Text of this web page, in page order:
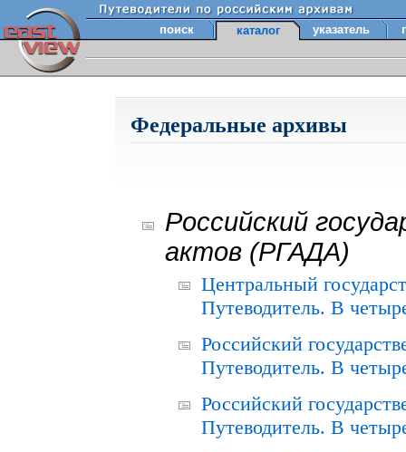
поиск каталог указатель
Федеральные архивы
Российский
актов (РГАДА)
Центральный
Путеводитель. В
Российский
Путеводитель. В
Российский
Путеводитель. В